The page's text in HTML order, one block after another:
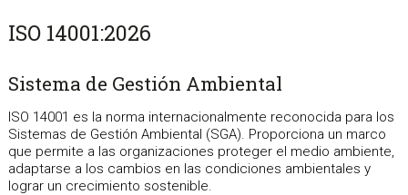
ISO 14001:2026
Sistema de Gestión Ambiental
ISO 14001 es la norma internacionalmente reconocida para los
Sistemas de Gestión Ambiental (SGA). Proporciona un marco
que permite a las organizaciones proteger el medio ambiente,
adaptarse a los cambios en las condiciones ambientales y
lograr un crecimiento sostenible.